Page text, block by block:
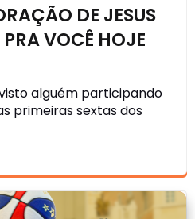
DE JESUS
PRA VOCÊ HOJE
alguém participando
primeiras sextas dos